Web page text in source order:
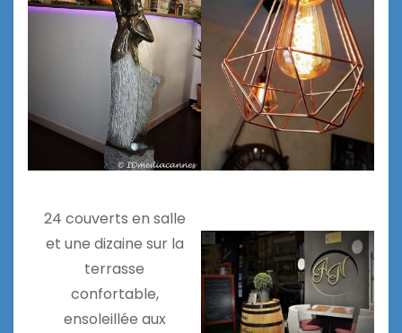
24 couverts en salle
et une dizaine sur la
terrasse
confortable,
ensoleillée aux